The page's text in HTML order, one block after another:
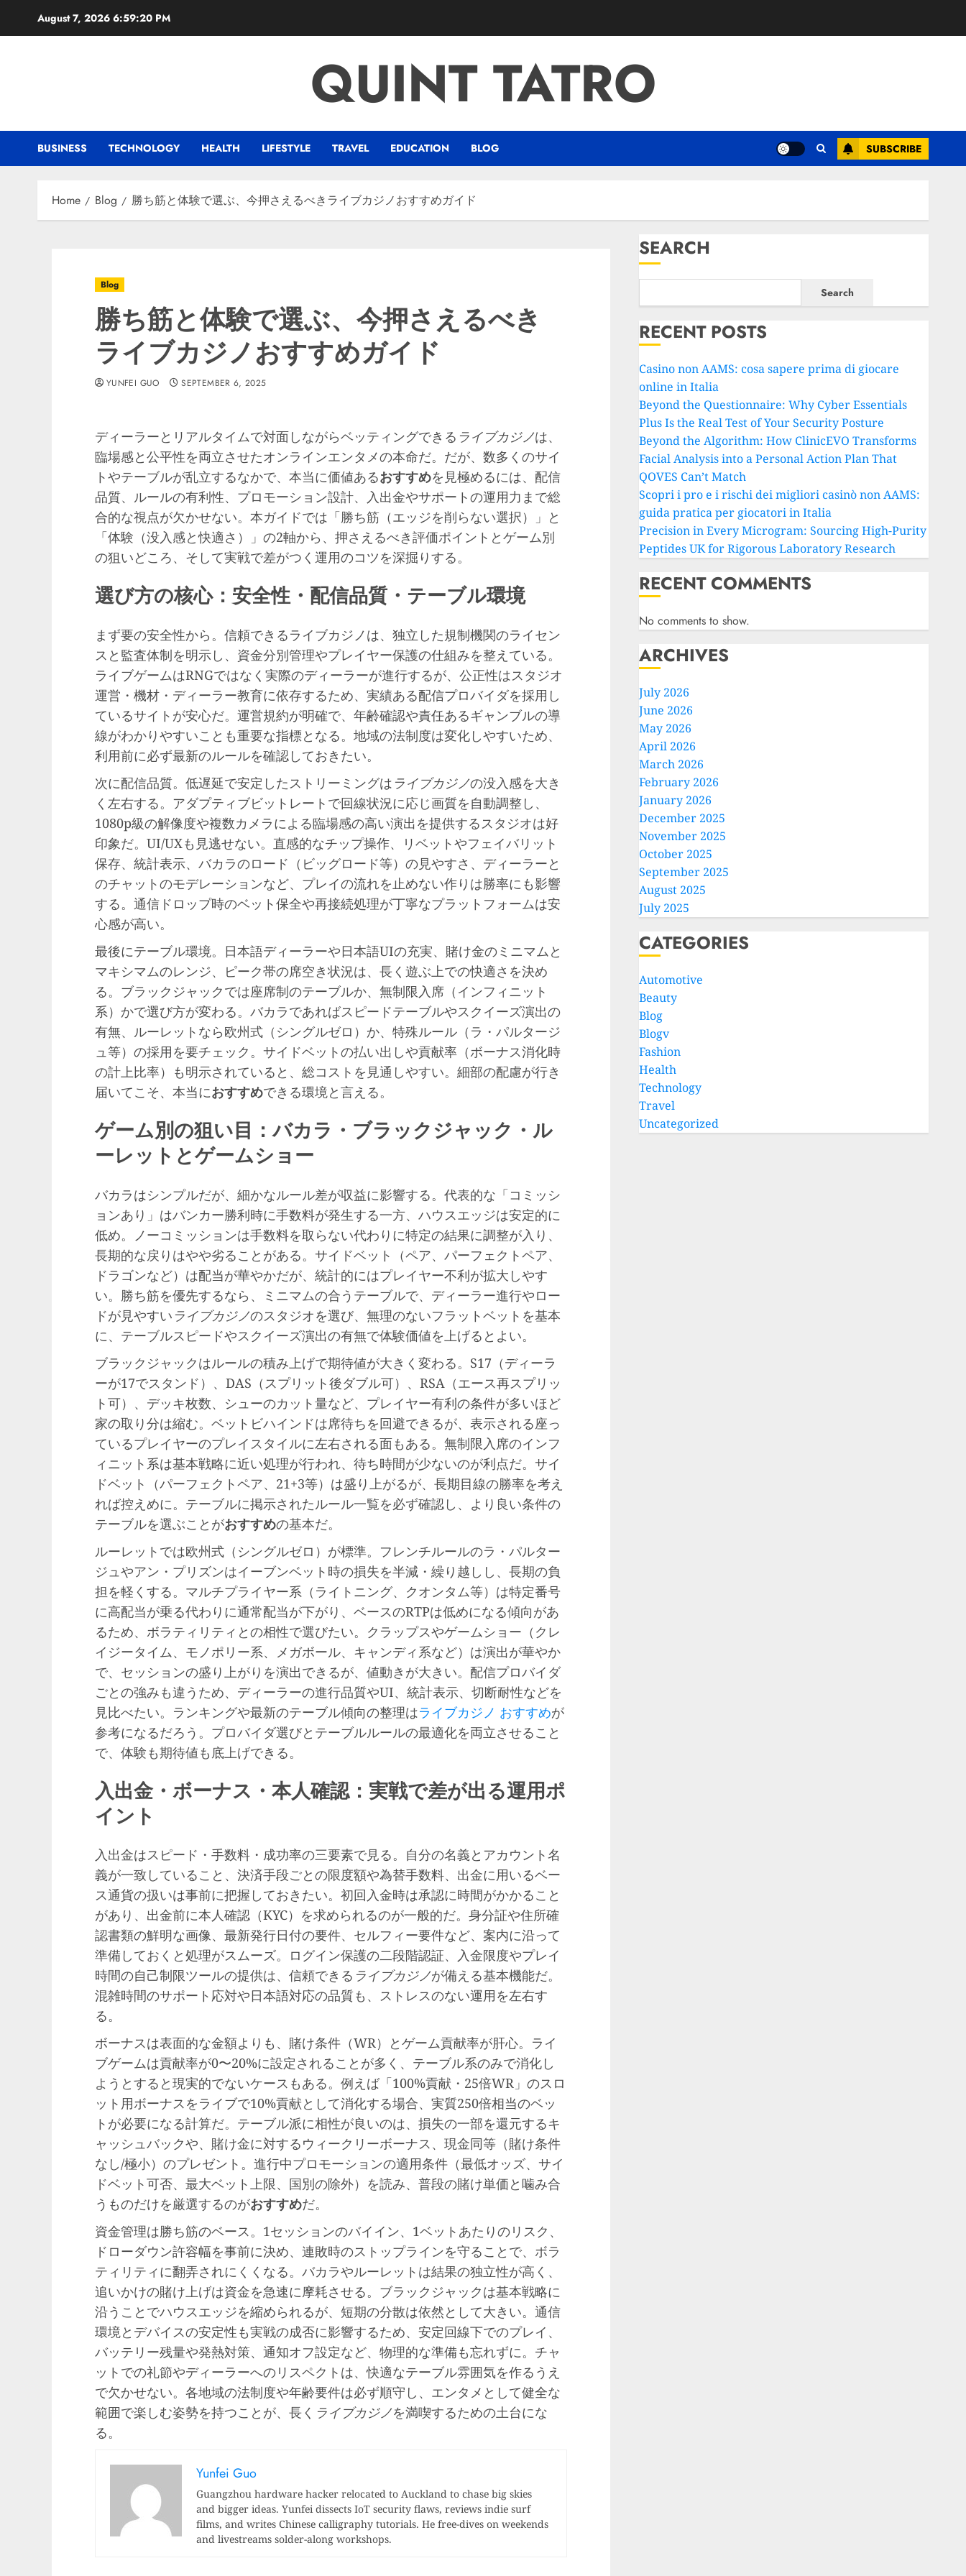
August 7, 2026 6:59:21 PM
QUINT TATRO
BUSINESS TECHNOLOGY HEALTH LIFESTYLE TRAVEL EDUCATION BLOG SUBSCRIBE
Home Blog 勝ち筋と体験で選ぶ、今押さえるべきライブカジノおすすめガイド
Blog
勝ち筋と体験で選ぶ、今押さえるべき
ライブカジノおすすめガイド
YUNFEI GUO SEPTEMBER 6, 2025
ディーラーとリアルタイムで対面しながらベッティングできる ライブカジノは、
臨場感と公平性を両立させたオンラインエンタメの本命だ。だが、数多くのサイ
トやテーブルが乱立するなかで、本当に価値あるおすすめを見極めるには、配信
品質、ルールの有利性、プロモーション設計、入出金やサポートの運用力まで総
合的な視点が欠かせない。本ガイドでは「勝ち筋（エッジを削らない選択）」と
「体験（没入感と快適さ）」の2軸から、押さえるべき評価ポイントとゲーム別
の狙いどころ、そして実戦で差がつく運用のコツを深掘りする。
選び方の核心：安全性・配信品質・テーブル環境
まず要の安全性から。信頼できるライブカジノは、独立した規制機関のライセン
スと監査体制を明示し、資金分別管理やプレイヤー保護の仕組みを整えている。
ライブゲームはRNGではなく実際のディーラーが進行するが、公正性はスタジオ
運営・機材・ディーラー教育に依存するため、実績ある配信プロバイダを採用し
ているサイトが安心だ。運営規約が明確で、年齢確認や責任あるギャンブルの導
線がわかりやすいことも重要な指標となる。地域の法制度は変化しやすいため、
利用前に必ず最新のルールを確認しておきたい。
次に配信品質。低遅延で安定したストリーミングはライブカジノの没入感を大き
く左右する。アダプティブビットレートで回線状況に応じ画質を自動調整し、
1080p級の解像度や複数カメラによる臨場感の高い演出を提供するスタジオは好
印象だ。UI/UXも見逃せない。直感的なチップ操作、リベットやフェイバリット
保存、統計表示、バカラのロード（ビッグロード等）の見やすさ、ディーラーと
のチャットのモデレーションなど、プレイの流れを止めない作りは勝率にも影響
する。通信ドロップ時のベット保全や再接続処理が丁寧なプラットフォームは安
心感が高い。
最後にテーブル環境。日本語ディーラーや日本語UIの充実、賭け金のミニマムと
マキシマムのレンジ、ピーク帯の席空き状況は、長く遊ぶ上での快適さを決め
る。ブラックジャックでは座席制のテーブルか、無制限入席（インフィニット
系）かで選び方が変わる。バカラであればスピードテーブルやスクイーズ演出の
有無、ルーレットなら欧州式（シングルゼロ）か、特殊ルール（ラ・パルタージ
ュ等）の採用を要チェック。サイドベットの払い出しや貢献率（ボーナス消化時
の計上比率）も明示されていると、総コストを見通しやすい。細部の配慮が行き
届いてこそ、本当におすすめできる環境と言える。
ゲーム別の狙い目：バカラ・ブラックジャック・ル
ーレットとゲームショー
バカラはシンプルだが、細かなルール差が収益に影響する。代表的な「コミッシ
ョンあり」はバンカー勝利時に手数料が発生する一方、ハウスエッジは安定的に
低め。ノーコミッションは手数料を取らない代わりに特定の結果に調整が入り、
長期的な戻りはやや劣ることがある。サイドベット（ペア、パーフェクトペア、
ドラゴンなど）は配当が華やかだが、統計的にはプレイヤー不利が拡大しやす
い。勝ち筋を優先するなら、ミニマムの合うテーブルで、ディーラー進行やロー
ドが見やすいライブカジノのスタジオを選び、無理のないフラットベットを基本
に、テーブルスピードやスクイーズ演出の有無で体験価値を上げるとよい。
ブラックジャックはルールの積み上げで期待値が大きく変わる。S17（ディーラ
ーが17でスタンド）、DAS（スプリット後ダブル可）、RSA（エース再スプリッ
ト可）、デッキ枚数、シューのカット量など、プレイヤー有利の条件が多いほど
家の取り分は縮む。ベットビハインドは席待ちを回避できるが、表示される座っ
ているプレイヤーのプレイスタイルに左右される面もある。無制限入席のインフ
ィニット系は基本戦略に近い処理が行われ、待ち時間が少ないのが利点だ。サイ
ドベット（パーフェクトペア、21+3等）は盛り上がるが、長期目線の勝率を考え
れば控えめに。テーブルに掲示されたルール一覧を必ず確認し、より良い条件の
テーブルを選ぶことがおすすめの基本だ。
ルーレットでは欧州式（シングルゼロ）が標準。フレンチルールのラ・パルター
ジュやアン・プリズンはイーブンベット時の損失を半減・繰り越しし、長期の負
担を軽くする。マルチプライヤー系（ライトニング、クオンタム等）は特定番号
に高配当が乗る代わりに通常配当が下がり、ベースのRTPは低めになる傾向があ
るため、ボラティリティとの相性で選びたい。クラップスやゲームショー（クレ
イジータイム、モノポリー系、メガボール、キャンディ系など）は演出が華やか
で、セッションの盛り上がりを演出できるが、値動きが大きい。配信プロバイダ
ごとの強みも違うため、ディーラーの進行品質やUI、統計表示、切断耐性などを
見比べたい。ランキングや最新のテーブル傾向の整理はライブカジノ おすすめが
参考になるだろう。プロバイダ選びとテーブルルールの最適化を両立させること
で、体験も期待値も底上げできる。
入出金・ボーナス・本人確認：実戦で差が出る運用ポ
イント
入出金はスピード・手数料・成功率の三要素で見る。自分の名義とアカウント名
義が一致していること、決済手段ごとの限度額や為替手数料、出金に用いるベー
ス通貨の扱いは事前に把握しておきたい。初回入金時は承認に時間がかかること
があり、出金前に本人確認（KYC）を求められるのが一般的だ。身分証や住所確
認書類の鮮明な画像、最新発行日付の要件、セルフィー要件など、案内に沿って
準備しておくと処理がスムーズ。ログイン保護の二段階認証、入金限度やプレイ
時間の自己制限ツールの提供は、信頼できる ライブカジノが備える基本機能だ。
混雑時間のサポート応対や日本語対応の品質も、ストレスのない運用を左右す
る。
ボーナスは表面的な金額よりも、賭け条件（WR）とゲーム貢献率が肝心。ライ
ブゲームは貢献率が0〜20%に設定されることが多く、テーブル系のみで消化し
ようとすると現実的でないケースもある。例えば「100%貢献・25倍WR」のスロ
ット用ボーナスをライブで10%貢献として消化する場合、実質250倍相当のベッ
トが必要になる計算だ。テーブル派に相性が良いのは、損失の一部を還元するキ
ャッシュバックや、賭け金に対するウィークリーボーナス、現金同等（賭け条件
なし/極小）のプレゼント。進行中プロモーションの適用条件（最低オッズ、サイ
ドベット可否、最大ベット上限、国別の除外）を読み、普段の賭け単価と噛み合
うものだけを厳選するのがおすすめだ。
資金管理は勝ち筋のベース。1セッションのバイイン、1ベットあたりのリスク、
ドローダウン許容幅を事前に決め、連敗時のストップラインを守ることで、ボラ
ティリティに翻弄されにくくなる。バカラやルーレットは結果の独立性が高く、
追いかけの賭け上げは資金を急速に摩耗させる。ブラックジャックは基本戦略に
沿うことでハウスエッジを縮められるが、短期の分散は依然として大きい。通信
環境とデバイスの安定性も実戦の成否に影響するため、安定回線下でのプレイ、
バッテリー残量や発熱対策、通知オフ設定など、物理的な準備も忘れずに。チャ
ットでの礼節やディーラーへのリスペクトは、快適なテーブル雰囲気を作るうえ
で欠かせない。各地域の法制度や年齢要件は必ず順守し、エンタメとして健全な
範囲で楽しむ姿勢を持つことが、長く ライブカジノを満喫するための土台にな
る。
Yunfei Guo
Guangzhou hardware hacker relocated to Auckland to chase big skies
and bigger ideas. Yunfei dissects IoT security flaws, reviews indie surf
films, and writes Chinese calligraphy tutorials. He free-dives on weekends
and livestreams solder-along workshops.
SEARCH
Search
RECENT POSTS
Casino non AAMS: cosa sapere prima di giocare
online in Italia
Beyond the Questionnaire: Why Cyber Essentials
Plus Is the Real Test of Your Security Posture
Beyond the Algorithm: How ClinicEVO Transforms
Facial Analysis into a Personal Action Plan That
QOVES Can’t Match
Scopri i pro e i rischi dei migliori casinò non AAMS:
guida pratica per giocatori in Italia
Precision in Every Microgram: Sourcing High-Purity
Peptides UK for Rigorous Laboratory Research
RECENT COMMENTS
No comments to show.
ARCHIVES
July 2026
June 2026
May 2026
April 2026
March 2026
February 2026
January 2026
December 2025
November 2025
October 2025
September 2025
August 2025
July 2025
CATEGORIES
Automotive
Beauty
Blog
Blogv
Fashion
Health
Technology
Travel
Uncategorized